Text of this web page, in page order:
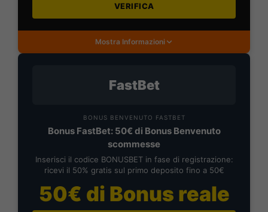
VERIFICA
Mostra Informazioni
FastBet
BONUS BENVENUTO FASTBET
Bonus FastBet: 50€ di Bonus Benvenuto
scommesse
Inserisci il codice BONUSBET in fase di registrazione:
ricevi il 50% gratis sul primo deposito fino a 50€
50€ di Bonus reale